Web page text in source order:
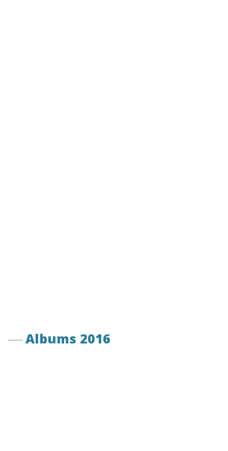
Albums 2016